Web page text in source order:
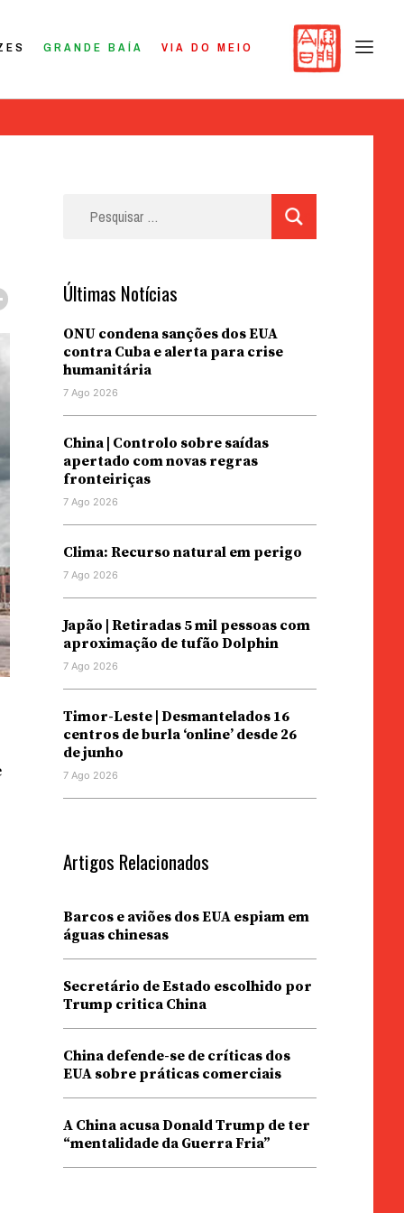
GRANDE BAÍA VIA DO MEIO
Últimas Notícias
ONU condena sanções dos EUA
contra Cuba e alerta para crise
humanitária
7 Ago 2026
China | Controlo sobre saídas
apertado com novas regras
fronteiriças
7 Ago 2026
Clima: Recurso natural em perigo
7 Ago 2026
Japão | Retiradas 5 mil pessoas com
aproximação de tufão Dolphin
7 Ago 2026
Timor-Leste | Desmantelados 16
centros de burla ‘online’ desde 26
de junho
7 Ago 2026
Artigos Relacionados
Barcos e aviões dos EUA espiam em
águas chinesas
Secretário de Estado escolhido por
Trump critica China
China defende-se de críticas dos
EUA sobre práticas comerciais
A China acusa Donald Trump de ter
“mentalidade da Guerra Fria”